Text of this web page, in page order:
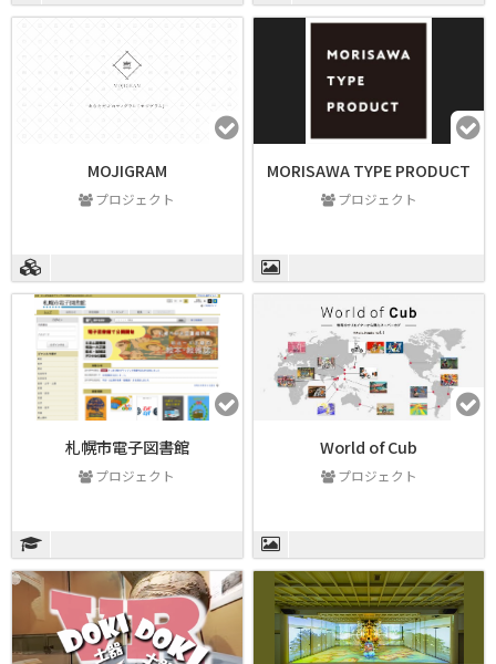
MOJIGRAM
プロジェクト
MORISAWA TYPE PRODUCT
プロジェクト
札幌市電子図書館
プロジェクト
World of Cub
プロジェクト